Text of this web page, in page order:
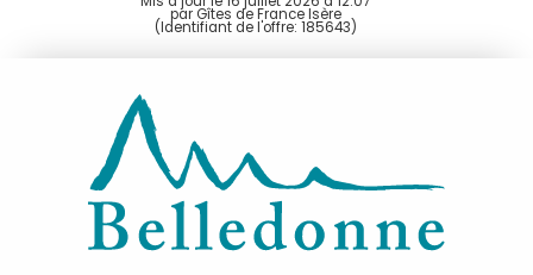
par Gîtes de France Isère
(Identifiant de l'offre: 185643)